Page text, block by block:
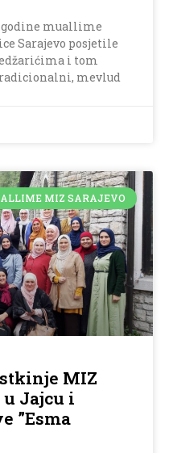
godine muallime
Sarajevo posjetile
i tom
mevlud
MIZ SARAJEVO
MIZ
Jajcu i
”Esma